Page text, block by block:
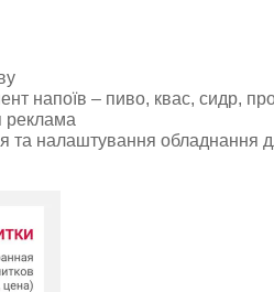
напоїв – пиво, квас, сидр,
реклама
та налаштування обладнання